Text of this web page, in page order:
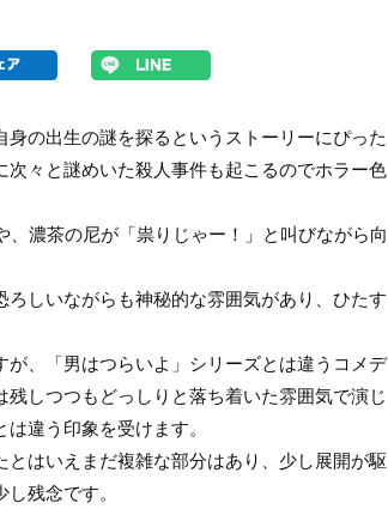
の出生の謎を探るというストーリーにぴった
々と謎めいた殺人事件も起こるのでホラー色
濃茶の尼が「祟りじゃー！」と叫びながら向
しいながらも神秘的な雰囲気があり、ひたす
、「男はつらいよ」シリーズとは違うコメデ
しつつもどっしりと落ち着いた雰囲気で演じ
違う印象を受けます。
はいえまだ複雑な部分はあり、少し展開が駆
残念です。